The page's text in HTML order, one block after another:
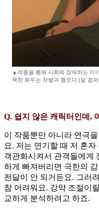
▲작품을 통해 사회에 잠재하는 이
목한 화두는 차별과 혐오다.(달 컴
Q. 쉽지 않은 캐릭터인데,
이 작품뿐만 아니라 연극
요. 저는 연기할 때 저 혼
객관화시켜서 관객들에게
하게 빠져버리면 극한의
전달이 안 되거든요. 그러
참 어려워요. 강약 조절이
교하게 분석하려고 하죠.